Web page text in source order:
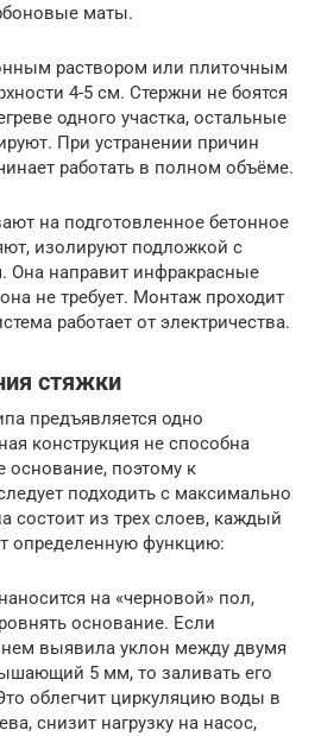
маты.
раствором или плиточным
4-5 см. Стержни не боятся
одного участка, остальные
При устранении причин
работать в полном объёме.
на подготовленное бетонное
изолируют подложкой с
направит инфракрасные
не требует. Монтаж проходит
работает от электричества.
стяжки
предъявляется одно
конструкция не способна
поэтому к
подходить с максимально
состоит из трех слоев, каждый
определенную функцию:
на «черновой» пол,
основание. Если
выявила уклон между двумя
5 мм, то заливать его
облегчит циркуляцию воды в
снизит нагрузку на насос,